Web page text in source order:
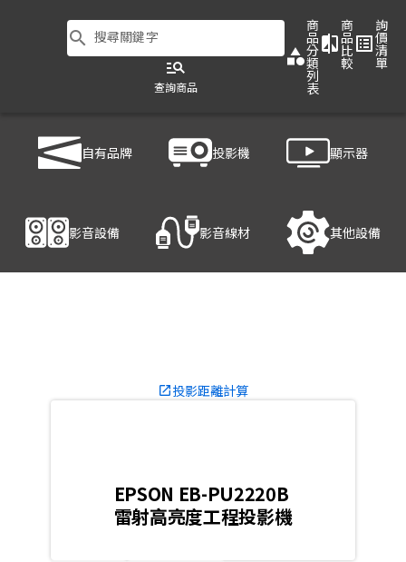
search 搜尋關鍵字
manage_search
查詢商品
category
商
品
分
類
列
表
compare
商
品
比
較
list_alt
詢
價
清
單
自有品牌 投影機 顯示器
影音設備 影音線材 其他設備
產品細節
launch投影距離計算
EPSON EB-PU2220B
雷射高亮度工程投影機